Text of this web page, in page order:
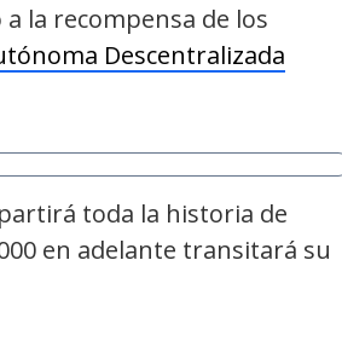
la recompensa de los
Descentralizada
toda la historia de
en adelante transitará su